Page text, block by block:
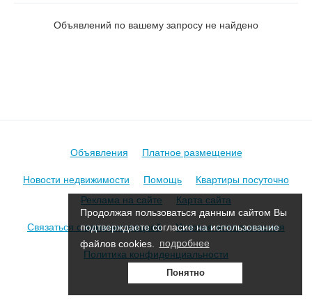
Продолжая пользоваться данным сайтом Вы
подтверждаете согласие на использование
файлов cookies.
подробнее
Понятно
Объявлений по вашему запросу не найдено
Объявления
Платное размещение
Новости недвижимости
Помощь
Квартиры посуточно
Реклама на сайте
Карта сайта
Связаться с администрацией
Условия использования
Политика конфиденциальности